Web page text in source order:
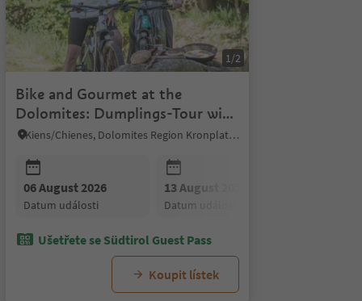
datum události
08 August 2026
datum události
09 August 2026
datum události
1/2
Bike and Gourmet at the
Dolomites: Dumplings-Tour with
guide
Kiens/Chienes, Dolomites Region Kronplatz/Plan de Corones
06 August 2026
datum události
13 August 2026
datum události
Ušetřete se Südtirol Guest Pass
Koupit lístek